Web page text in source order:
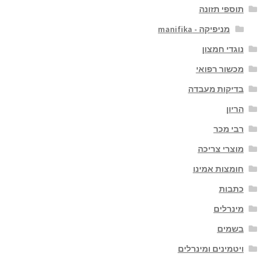
תוספי תזונה
מניפיקה - manifika
נוגדי חמצון
מכשור רפואי
בדיקות מעבדה
הריון
רבי מכר
מוצרי צריכה
חומצות אמינו
כתבות
מינרלים
בשמים
ויטמינים ומינרלים